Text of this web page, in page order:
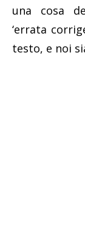
una cosa
‘errata
testo, e noi